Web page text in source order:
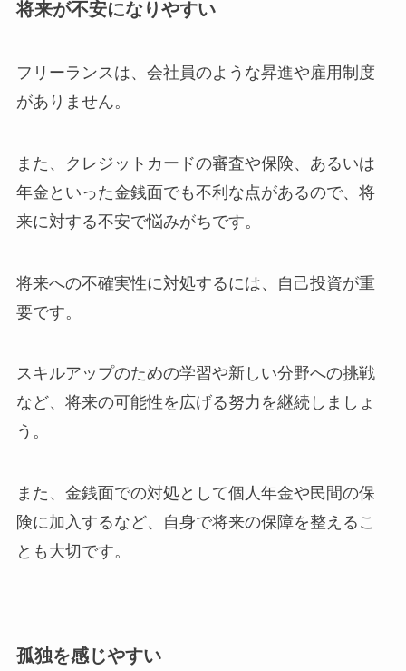
将来が不安になりやすい
フリーランスは、会社員のような昇進や雇用制度
がありません。
また、クレジットカードの審査や保険、あるいは
年金といった金銭面でも不利な点があるので、将
来に対する不安で悩みがちです。
将来への不確実性に対処するには、自己投資が重
要です。
スキルアップのための学習や新しい分野への挑戦
など、将来の可能性を広げる努力を継続しましょ
う。
また、金銭面での対処として個人年金や民間の保
険に加入するなど、自身で将来の保障を整えるこ
とも大切です。
孤独を感じやすい